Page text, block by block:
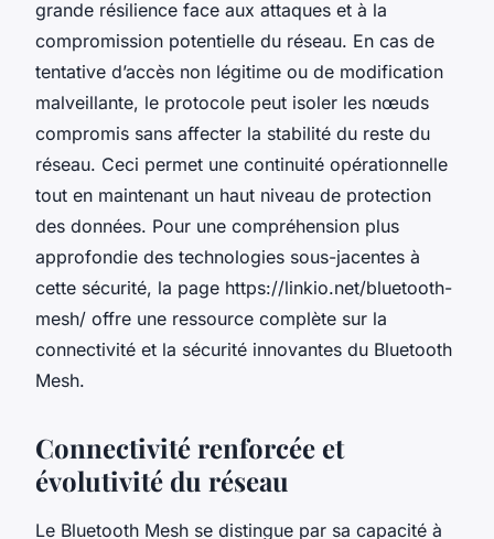
grande résilience face aux attaques et à la
compromission potentielle du réseau. En cas de
tentative d’accès non légitime ou de modification
malveillante, le protocole peut isoler les nœuds
compromis sans affecter la stabilité du reste du
réseau. Ceci permet une continuité opérationnelle
tout en maintenant un haut niveau de protection
des données. Pour une compréhension plus
approfondie des technologies sous-jacentes à
cette sécurité, la page https://linkio.net/bluetooth-
mesh/ offre une ressource complète sur la
connectivité et la sécurité innovantes du Bluetooth
Mesh.
Connectivité renforcée et
évolutivité du réseau
Le Bluetooth Mesh se distingue par sa capacité à